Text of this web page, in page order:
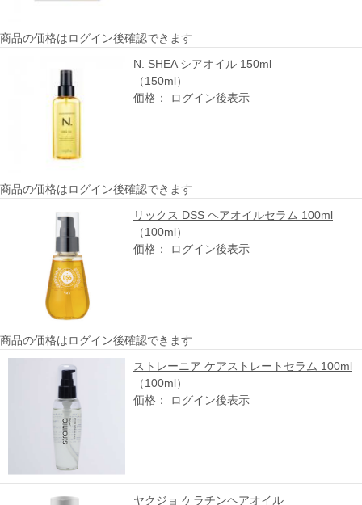
商品の価格はログイン後確認できます
N. SHEA シアオイル 150ml
（150ml）
価格： ログイン後表示
商品の価格はログイン後確認できます
リックス DSS ヘアオイルセラム 100ml
（100ml）
価格： ログイン後表示
商品の価格はログイン後確認できます
ストレーニア ケアストレートセラム 100ml
（100ml）
価格： ログイン後表示
ヤクジョ ケラチンヘアオイル